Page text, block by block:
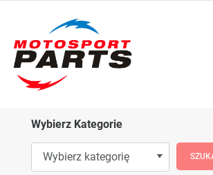
Wybierz Kategorie